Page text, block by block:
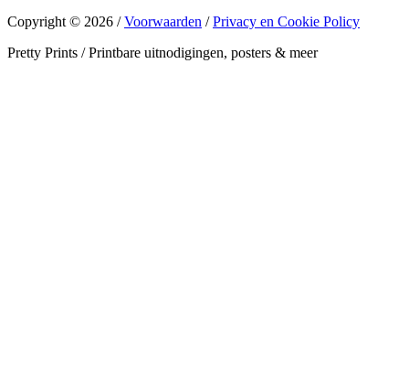
Copyright © 2026 /Voorwaarden /Privacy en Cookie Policy
Pretty Prints / Printbare uitnodigingen, posters & meer